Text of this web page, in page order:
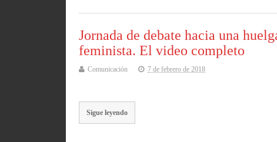
Jornada de debate hacia una
feminista. El video completo
Comunicación 7 de febrero de 2018
Sigue leyendo